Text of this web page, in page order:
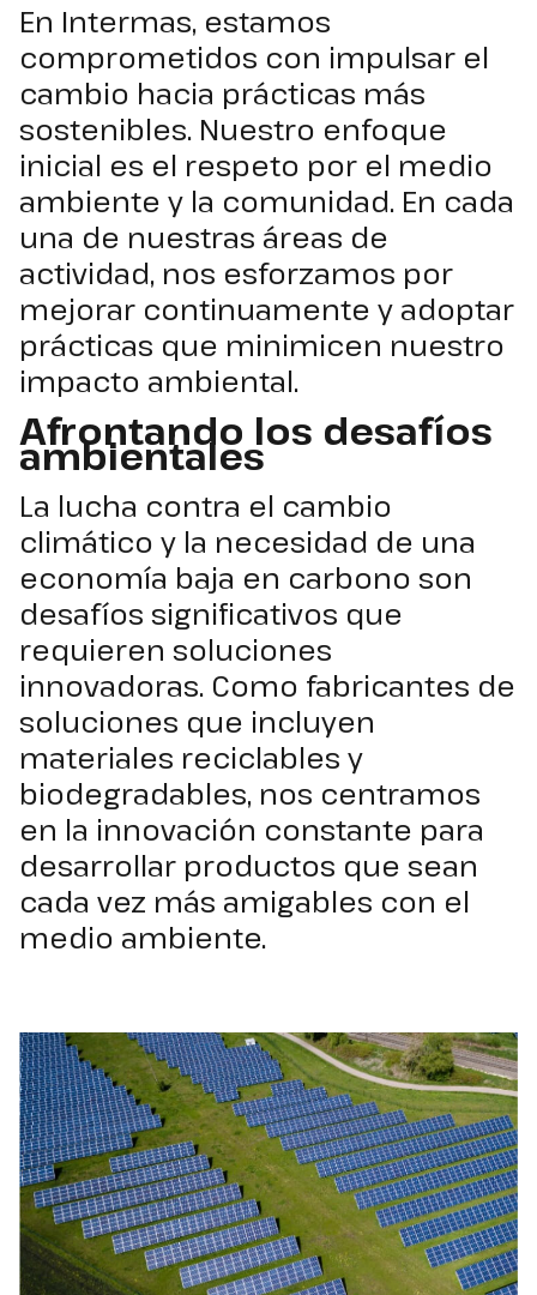
En Intermas, estamos
comprometidos con impulsar el
cambio hacia prácticas más
sostenibles. Nuestro enfoque
inicial es el respeto por el medio
ambiente y la comunidad. En cada
una de nuestras áreas de
actividad, nos esforzamos por
mejorar continuamente y adoptar
prácticas que minimicen nuestro
impacto ambiental.
Afrontando los desafíos
ambientales
La lucha contra el cambio
climático y la necesidad de una
economía baja en carbono son
desafíos significativos que
requieren soluciones
innovadoras. Como fabricantes de
soluciones que incluyen
materiales reciclables y
biodegradables, nos centramos
en la innovación constante para
desarrollar productos que sean
cada vez más amigables con el
medio ambiente.